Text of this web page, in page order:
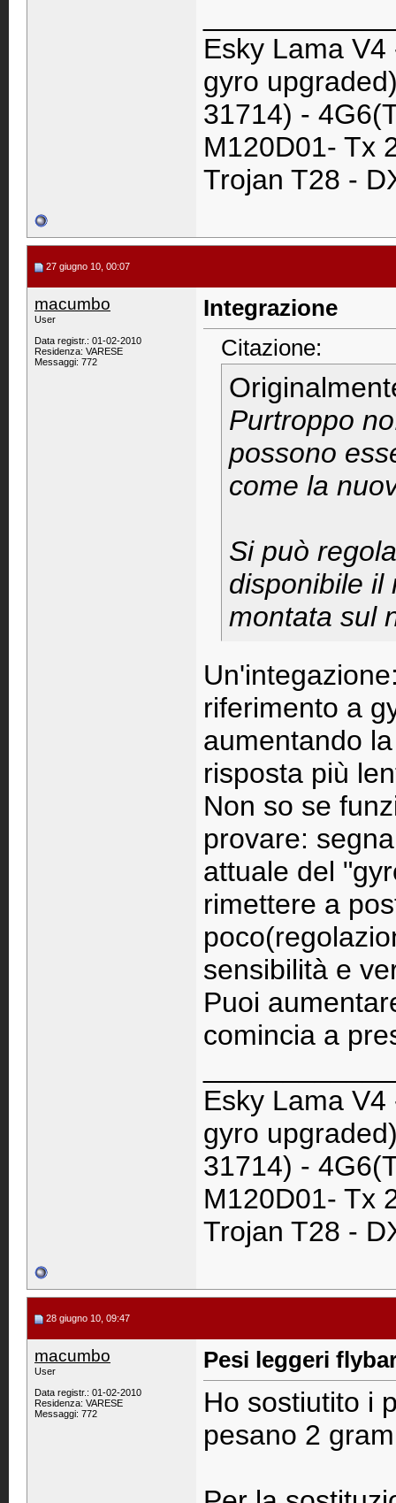
Esky Lama
gyro
31714) -
M120D01- Tx
Trojan T28 -
27 giugno 10, 00:07
macumbo
User
Data registr.: 01-02-2010
Residenza: VARESE
Messaggi: 772
Integrazione
Citazione:
Purtroppo
possono
come la
Si può
disponibile il
montata sul
riferimento a
aumentando
risposta più
Non so se
provare:
attuale del
rimettere a
sensibilità e
Puoi
comincia a
Esky Lama
gyro
31714) -
M120D01- Tx
Trojan T28 -
28 giugno 10, 09:47
macumbo
User
Data registr.: 01-02-2010
Residenza: VARESE
Messaggi: 772
Pesi leggeri
Ho sostiutito i
pesano 2